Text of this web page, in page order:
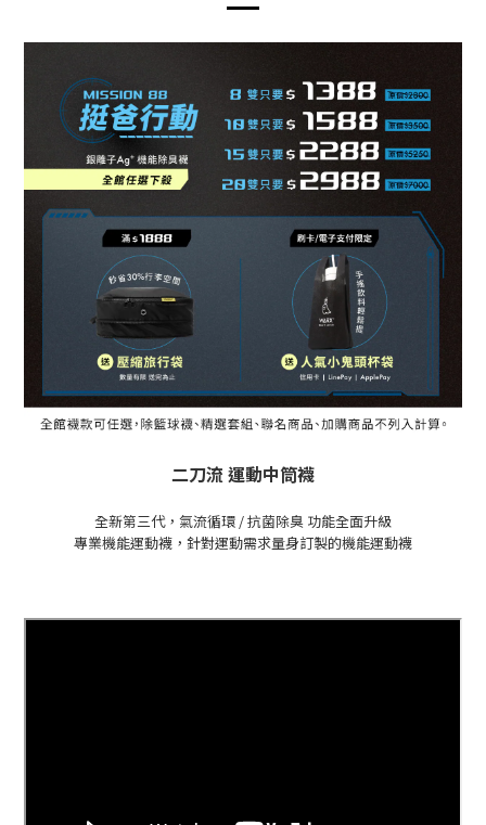
二刀流 運動中筒襪
全新第三代，氣流循環 / 抗菌除臭 功能全面升級
專業機能運動襪，針對運動需求量身訂製的機能運動襪